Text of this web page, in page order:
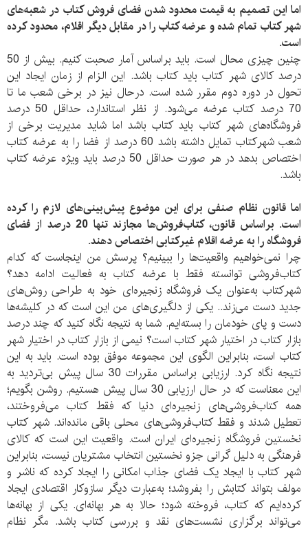
اما این تصمیم به قیمت محدود شدن فضای فروش کتاب در شعبه‌های
شهر کتاب تمام شده و عرضه کتاب را در مقابل دیگر اقلام، محدود کرده
است.
چنین چیزی محال است. باید براساس آمار صحبت کنیم. بیش از 50
درصد کالا‌ی شهر کتاب باید کتاب باشد. این الزام از زمان ایجاد این
تحول در دوره دوم مقرر شده است. در‌حال نیز در برخی شعب ما تا
70 درصد کتاب عرضه می‌شود. از نظر استاندارد، حداقل 50 درصد
فروشگاه‌های شهر کتاب باید کتاب باشد اما شاید مدیریت برخی از
شعب شهرکتاب تمایل داشته باشد 60 درصد از فضا را به عرضه کتاب
اختصاص بدهد در هر صورت حداقل 50 درصد باید ویژه عرضه کتاب
باشد.
اما قانون نظام صنفی برای این موضوع پیش‌بینی‌های لازم را کرده
است. براساس قانون، کتاب‌فروش‌ها مجاز‌ند تنها 20 درصد از فضای
فروشگاه را به عرضه اقلام غیرکتابی اختصاص دهند.
چرا نمی‌خواهیم واقعیت‌ها را ببینیم؟ پرسش من اینجاست که کدام
کتاب‌فروشی توانسته فقط با عرضه کتاب به فعالیت ادامه دهد؟
شهرکتاب به‌عنوان یک فروشگاه زنجیره‌ای خود به طراحی روش‌های
جدید دست می‌زند.. یکی از دلگیری‌های من این است که در کلیشه‌ها
دست و پای خودمان را بسته‌ایم. شما به نتیجه نگاه کنید که چند درصد
بازار کتاب در اختیار شهر کتاب است؟ نیمی از بازار کتاب در اختیار شهر
کتاب است، بنابراین الگوی این مجموعه موفق بوده است. باید به این
نتیجه نگاه کرد. ارزیابی براساس مقررات 30 سال پیش بی‌تردید به
این معناست که در حال ارزیابی 30 سال پیش هستیم. روشن بگویم؛
همه کتاب‌فروشی‌های زنجیره‌ای دنیا که فقط کتاب می‌فروختند،
تعطیل شدند و فقط کتاب‌فروشی‌های محلی باقی مانده‌اند. شهر کتاب
نخستین فروشگاه زنجیره‌ای ایران است. واقعیت این است که کالا‌ی
فرهنگی به دلیل گرانی جزو نخستین انتخاب مشتریان نیست، بنابراین
شهر کتاب با ایجاد یک فضای جذاب امکانی را ایجاد کرده‌ که ناشر و
مولف بتواند کتابش را بفروشد؛ به‌عبارت دیگر سازوکار اقتصادی ایجاد
کرده‌ایم که کتاب، فروخته شود؛ حالا به هر بهانه‌ای. یکی از بهانه‌ها
می‌تواند برگزاری نشست‌های نقد و بررسی کتاب باشد. مگر نظام